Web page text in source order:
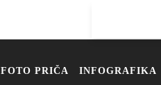
FOTO PRIČA INFOGRAFIKA